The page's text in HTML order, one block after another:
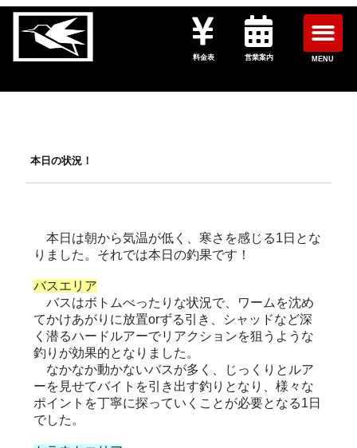
料金表 営業案内 MENU
本日の状況！
本日は朝から気温が低く、寒さを感じる1日とな
りました。それでは本日の釣果です！
バスエリア
バスはボトムべったりな状況で、ワームを沈め
てかけあがりに放置orずる引き、シャッドなど深
く潜るハードルアーでリアクションを狙うような
釣りが効果的となりました。
なかなか動かないバスが多く、じっくりとルア
ーを見せてバイトを引き出す釣りとなり、様々な
ポイントを丁寧に探っていくことが必要となる1日
でした。